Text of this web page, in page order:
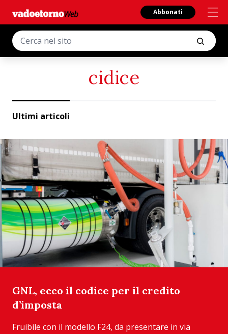
Abbonati
cidice
Ultimi articoli
GNL, ecco il codice per il credito
d’imposta
Fruibile con il modello F24, da presentare in via